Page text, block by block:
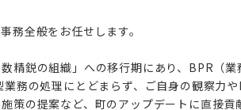
務全般をお任せします。
精鋭の組織」への移行期にあり、BPR（業
務の処理にとどまらず、ご自身の観察力
策の提案など、町のアップデートに直接貢